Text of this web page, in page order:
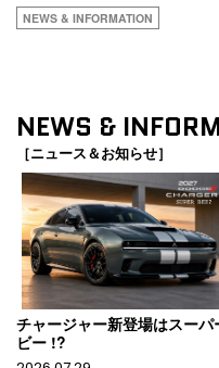
NEWS & INFORMATION
NEWS &
［ニュース＆お知らせ］
チャージャー新登場はスーパ
ビー !?